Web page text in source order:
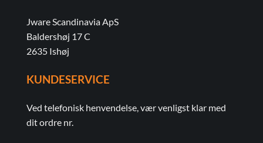
Jware Scandinavia ApS
Baldershøj 17 C
2635 Ishøj
KUNDESERVICE
Ved telefonisk henvendelse, vær venligst klar med
dit ordre nr.